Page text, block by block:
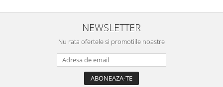
NEWSLETTER
Nu rata ofertele si promotiile noastre